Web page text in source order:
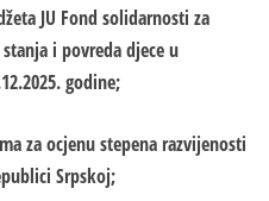
JU Fond solidarnosti za
i povreda djece u
godine;
za ocjenu stepena razvijenosti
Srpskoj;